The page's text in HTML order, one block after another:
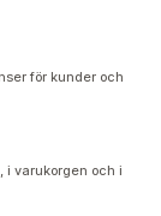
för kunder och
i varukorgen och i